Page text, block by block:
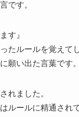
です。
す』
ったルールを覚えて
願い出た言葉です。
れました。
ルールに精通され